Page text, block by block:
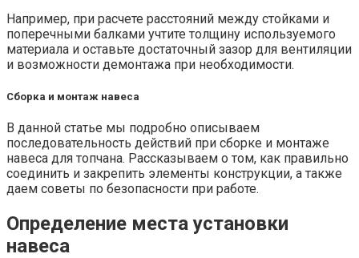
Например, при расчете расстояний между стойками и
поперечными балками учтите толщину используемого
материала и оставьте достаточный зазор для вентиляции
и возможности демонтажа при необходимости.
Сборка и монтаж навеса
В данной статье мы подробно описываем
последовательность действий при сборке и монтаже
навеса для топчана. Рассказываем о том, как правильно
соединить и закрепить элементы конструкции, а также
даем советы по безопасности при работе.
Определение места установки
навеса